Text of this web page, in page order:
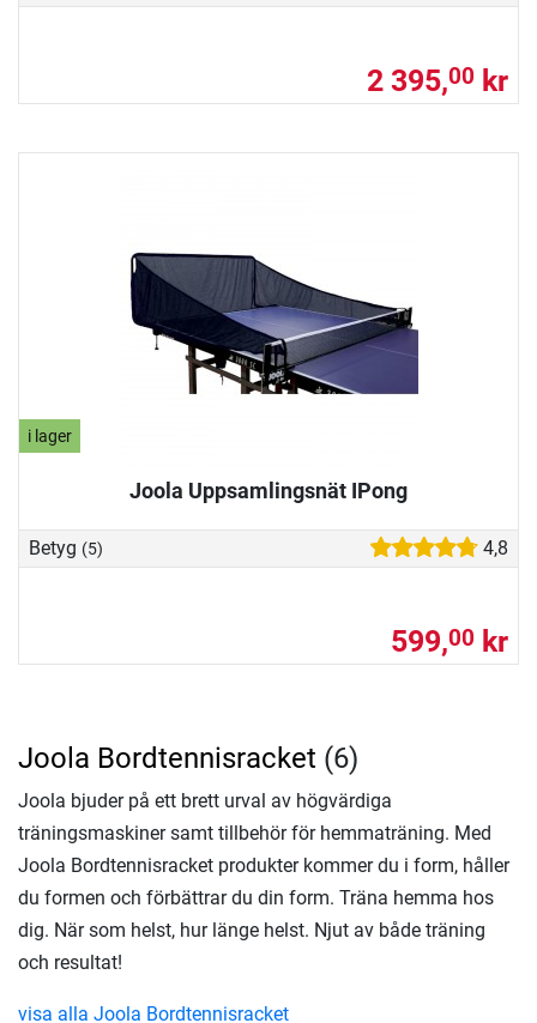
2 395,00 kr
i lager
Joola Uppsamlingsnät IPong
Betyg (5) 4,8
599,00 kr
Joola Bordtennisracket (6)
Joola bjuder på ett brett urval av högvärdiga
träningsmaskiner samt tillbehör för hemmaträning. Med
Joola Bordtennisracket produkter kommer du i form, håller
du formen och förbättrar du din form. Träna hemma hos
dig. När som helst, hur länge helst. Njut av både träning
och resultat!
visa alla Joola Bordtennisracket